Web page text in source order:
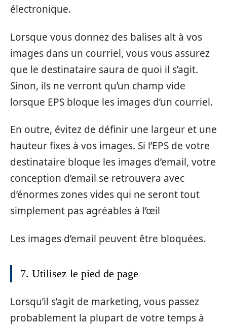
électronique.
Lorsque vous donnez des balises alt à vos
images dans un courriel, vous vous assurez
que le destinataire saura de quoi il s’agit.
Sinon, ils ne verront qu’un champ vide
lorsque EPS bloque les images d’un courriel.
En outre, évitez de définir une largeur et une
hauteur fixes à vos images. Si l’EPS de votre
destinataire bloque les images d’email, votre
conception d’email se retrouvera avec
d’énormes zones vides qui ne seront tout
simplement pas agréables à l’œil
Les images d’email peuvent être bloquées.
7. Utilisez le pied de page
Lorsqu’il s’agit de marketing, vous passez
probablement la plupart de votre temps à